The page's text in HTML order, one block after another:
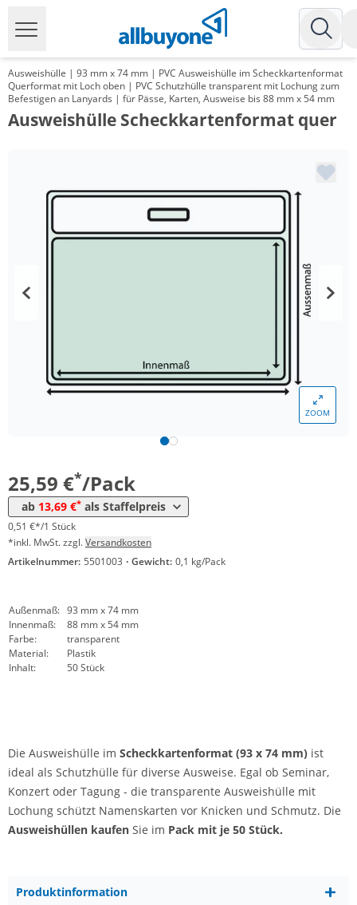
Ausweishülle | 93 mm x 74 mm | PVC Ausweishülle im Scheckkartenformat
Querformat mit Loch oben | PVC Schutzhülle transparent mit Lochung zum
Befestigen an Lanyards | für Pässe, Karten, Ausweise bis 88 mm x 54 mm
Ausweishülle Scheckkartenformat quer
ZOOM
25,59 €*/Pack
ab 13,69 €* als Staffelpreis
ab 10 Pack 19,64 €* 0,39 €*/1Stück
14,28 €
0,51 €*/1 Stück
*inkl. MwSt. zzgl.Versandkosten
Artikelnummer: 5501003 · Gewicht: 0,1 kg/Pack
Außenmaß: 93 mm x 74 mm
Innenmaß:
88 mm x 54 mm
Farbe:
transparent
Material:
Plastik
Inhalt:
50 Stück
Die Ausweishülle im Scheckkartenformat (93 x 74 mm) ist
ideal als Schutzhülle für diverse Ausweise. Egal ob Seminar,
Konzert oder Tagung - die transparente Ausweishülle mit
Lochung schützt Namenskarten vor Knicken und Schmutz. Die
Ausweishüllen kaufen Sie im Pack mit je 50 Stück.
Produktinformation